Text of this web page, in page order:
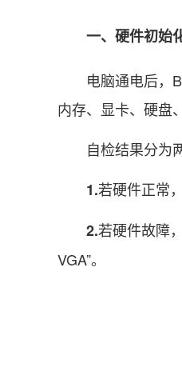
一、硬件初始化
电脑通电后，
内存、显卡、硬盘
自检结果分为两
1.若硬件正常
2.若硬件故障
VGA”。